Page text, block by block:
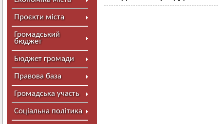
Проєкти міста
Громадський
бюджет
Бюджет громади
Правова база
Громадська участь
Соціальна політика